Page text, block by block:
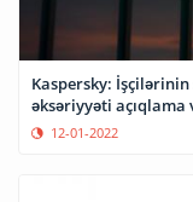
Kaspersky: İşçilərinin
əksəriyyəti açıqlama
12-01-2022